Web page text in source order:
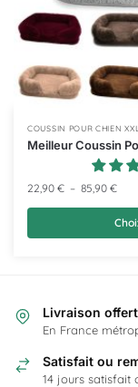
COUSSIN POUR CHIEN XXL
Meilleur Coussin
22,90 € – 85,90 €
Livraison
En France
Satisfait ou
14 jours satisfait